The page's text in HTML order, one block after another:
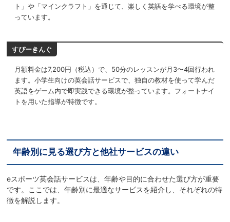
ト」や「マインクラフト」を通じて、楽しく英語を学べる環境が整
っています。
すぴーきんぐ
月額料金は7,200円（税込）で、50分のレッスンが月3〜4回行われ
ます。小学生向けの英会話サービスで、独自の教材を使って学んだ
英語をゲーム内で即実践できる環境が整っています。フォートナイ
トを用いた指導が特徴です。
年齢別に見る選び方と他社サービスの違い
eスポーツ英会話サービスは、年齢や目的に合わせた選び方が重要
です。ここでは、年齢別に最適なサービスを紹介し、それぞれの特
徴を解説します。